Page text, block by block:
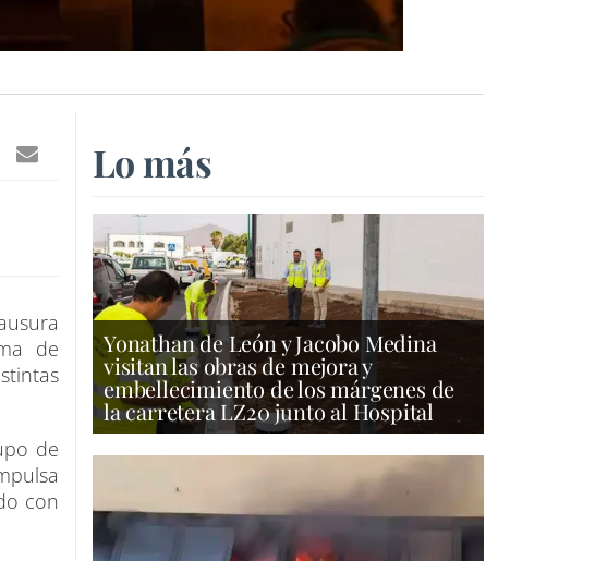
de
de
con
Lo más
Yonathan de León y Jacobo Medina
visitan las obras de mejora y
embellecimiento de los márgenes de
la carretera LZ20 junto al Hospital